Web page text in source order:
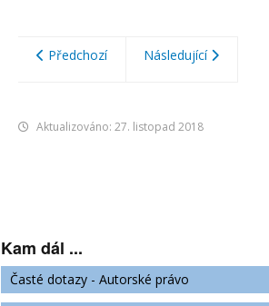
Předchozí Následující
Aktualizováno: 27. listopad 2018
Kam dál ...
Časté dotazy - Autorské právo